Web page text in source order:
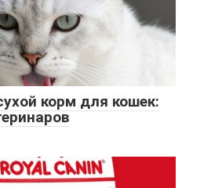
корм для кошек: